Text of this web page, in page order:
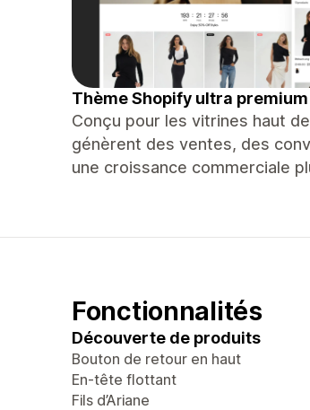
Thème Shopify ultra premium
Conçu pour les vitrines haut
génèrent des ventes, des
une croissance commerciale
Fonctionnalités
Découverte de produits
Bouton de retour en haut
En-tête flottant
Fils d’Ariane